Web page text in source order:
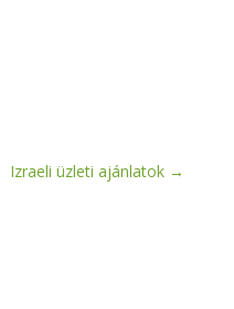
Izraeli üzleti ajánlatok →